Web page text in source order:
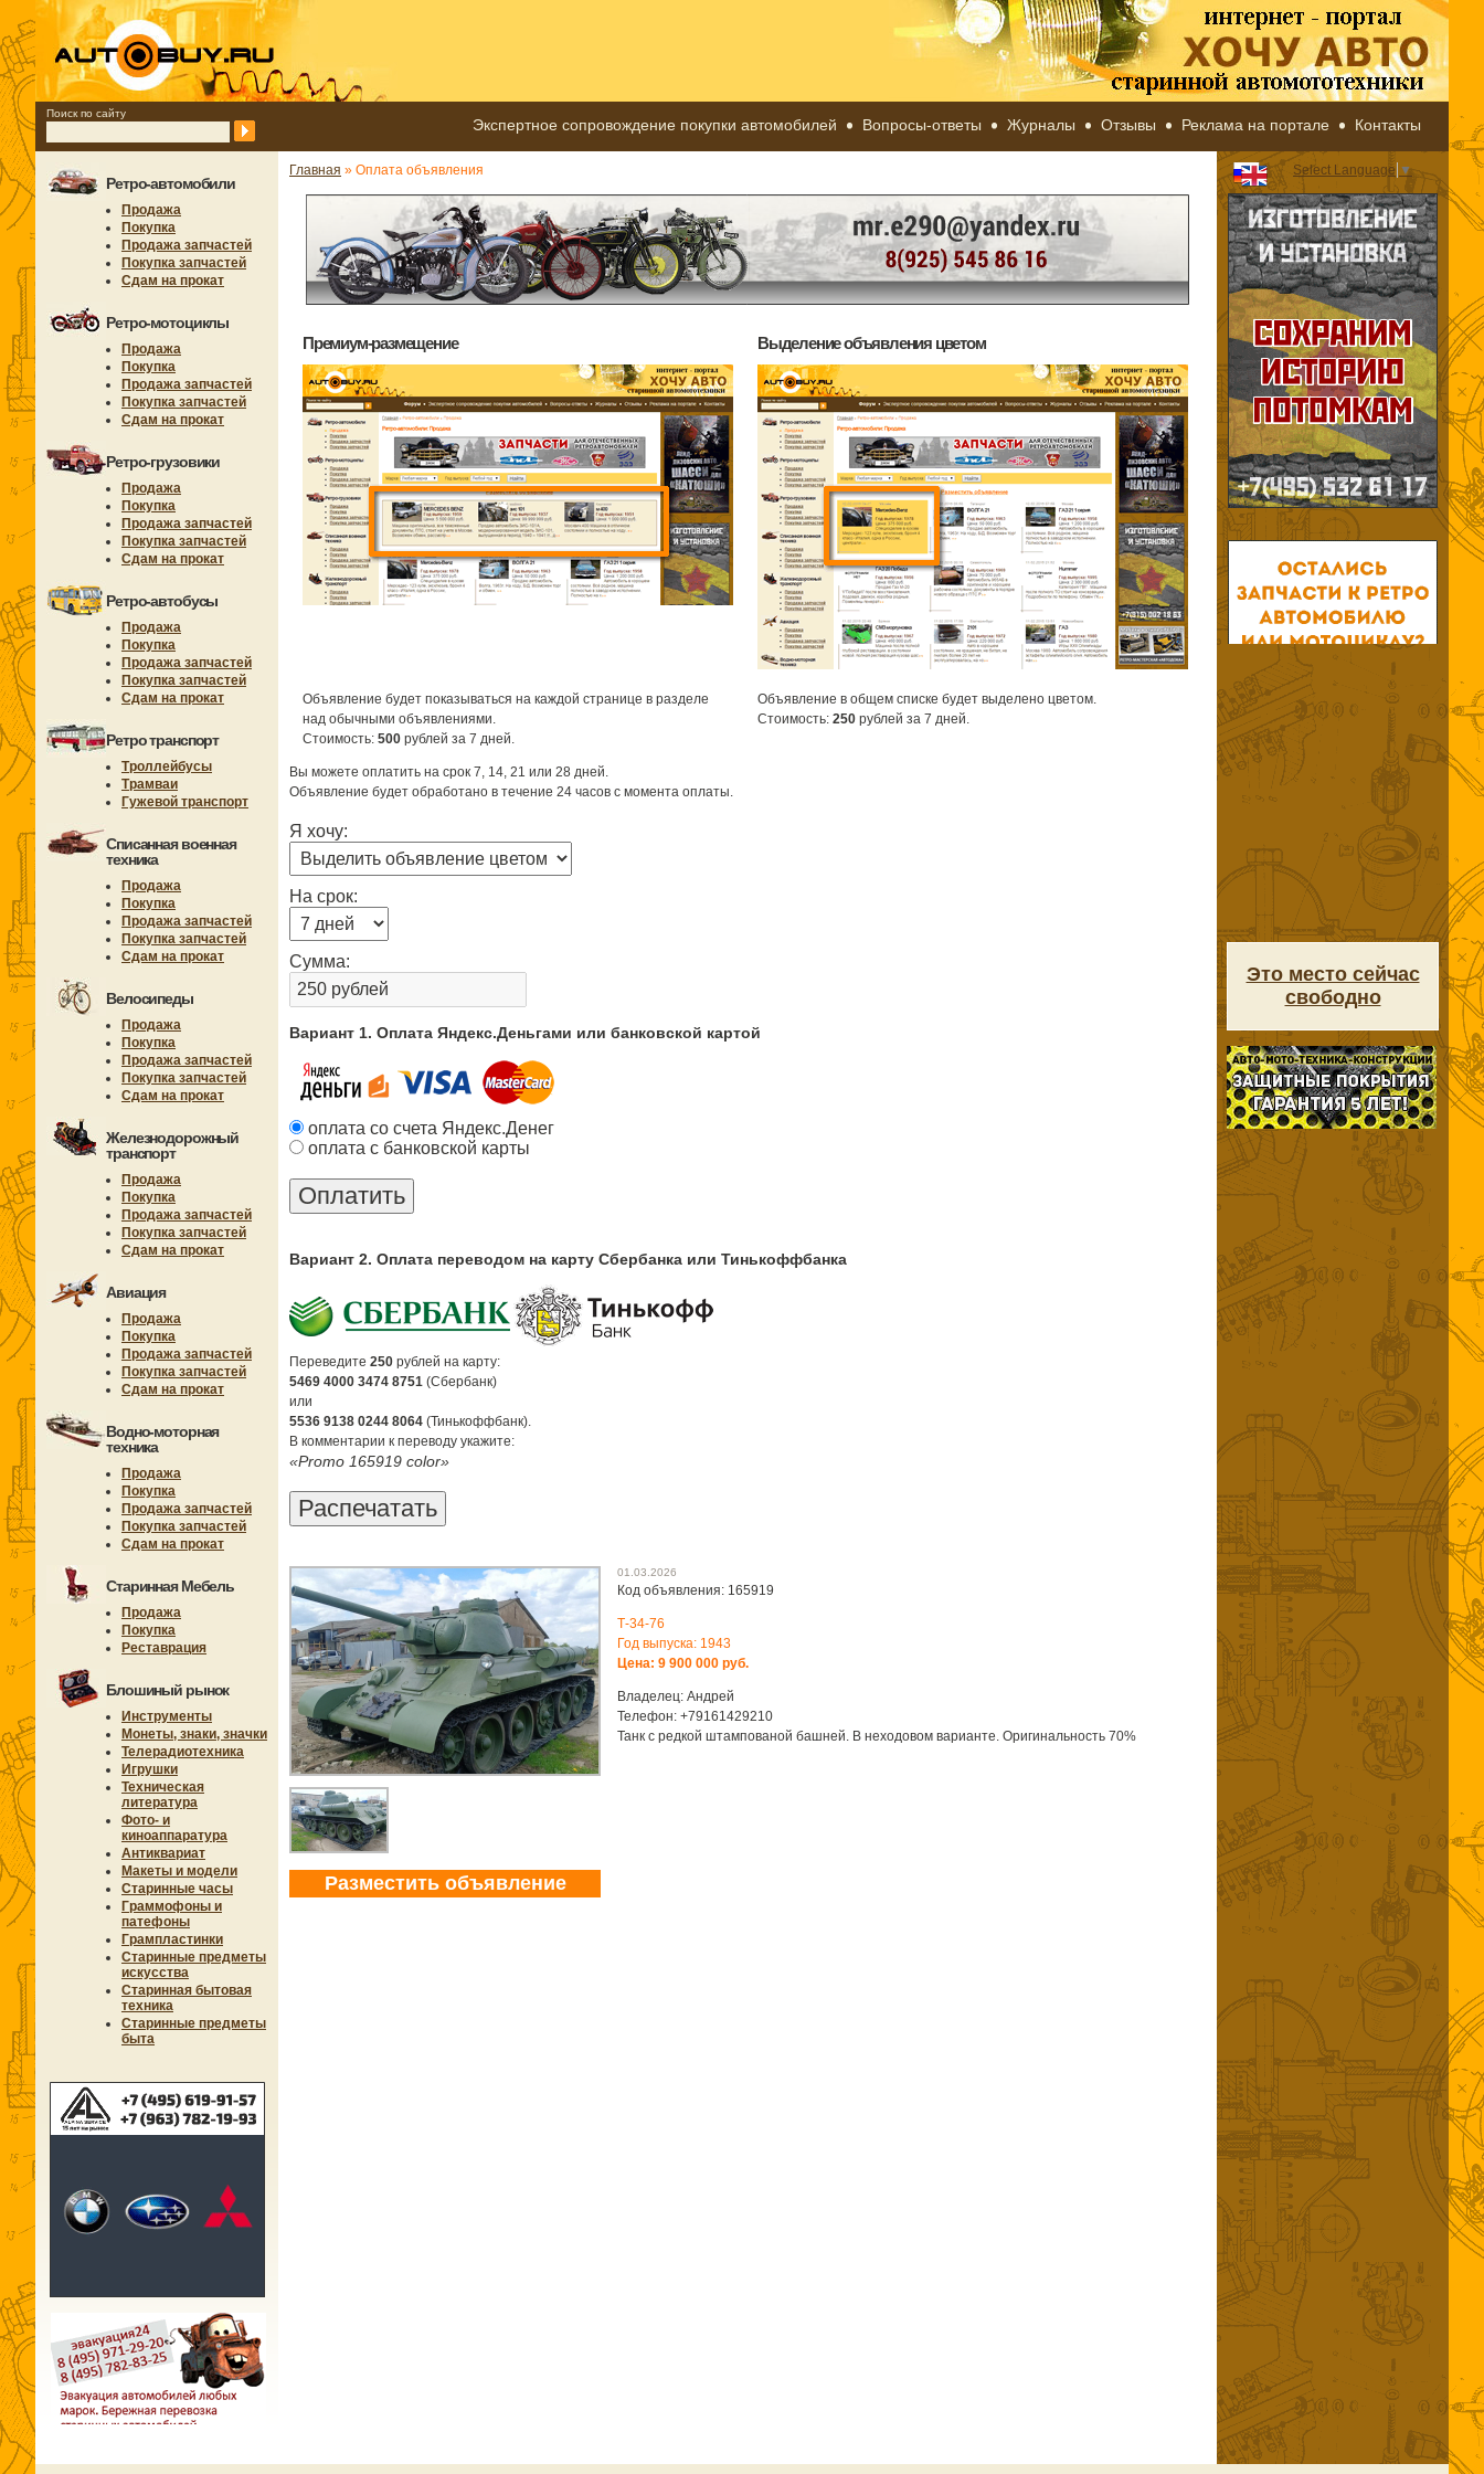
Поиск по сайту
Экспертное сопровождение покупки автомобилей Вопросы-ответы Журналы Отзывы Реклама на портале Контакты
Ретро-автомобили
Продажа
Покупка
Продажа запчастей
Покупка запчастей
Сдам на прокат
Ретро-мотоциклы
Продажа
Покупка
Продажа запчастей
Покупка запчастей
Сдам на прокат
Ретро-грузовики
Продажа
Покупка
Продажа запчастей
Покупка запчастей
Сдам на прокат
Ретро-автобусы
Продажа
Покупка
Продажа запчастей
Покупка запчастей
Сдам на прокат
Ретро транспорт
Троллейбусы
Трамваи
Гужевой транспорт
Списанная военная
техника
Продажа
Покупка
Продажа запчастей
Покупка запчастей
Сдам на прокат
Велосипеды
Продажа
Покупка
Продажа запчастей
Покупка запчастей
Сдам на прокат
Железнодорожный
транспорт
Продажа
Покупка
Продажа запчастей
Покупка запчастей
Сдам на прокат
Авиация
Продажа
Покупка
Продажа запчастей
Покупка запчастей
Сдам на прокат
Водно-моторная
техника
Продажа
Покупка
Продажа запчастей
Покупка запчастей
Сдам на прокат
Старинная Мебель
Продажа
Покупка
Реставрация
Блошиный рынок
Инструменты
Монеты, знаки, значки
Телерадиотехника
Игрушки
Техническая
литература
Фото- и
киноаппаратура
Антиквариат
Макеты и модели
Старинные часы
Граммофоны и
патефоны
Грампластинки
Старинные предметы
искусства
Старинная бытовая
техника
Старинные предметы
быта
Главная » Оплата объявления
Премиум-размещение
Объявление будет показываться на каждой странице в разделе
над обычными объявлениями.
Стоимость: 500 рублей за 7 дней.
Выделение объявления цветом
Объявление в общем списке будет выделено цветом.
Стоимость: 250 рублей за 7 дней.
Вы можете оплатить на срок 7, 14, 21 или 28 дней.
Объявление будет обработано в течение 24 часов с момента оплаты.
Я хочу:
На срок:
Сумма:
Вариант 1. Оплата Яндекс.Деньгами или банковской картой
оплата со счета Яндекс.Денег
оплата с банковской карты
Вариант 2. Оплата переводом на карту Сбербанка или Тинькоффбанка
Переведите 250 рублей на карту:
5469 4000 3474 8751 (Сбербанк)
или
5536 9138 0244 8064 (Тинькоффбанк).
В комментарии к переводу укажите:
«Promo 165919 color»
Разместить объявление
01.03.2026
Код объявления: 165919
Т-34-76
Год выпуска: 1943
Цена: 9 900 000 руб.
Владелец: Андрей
Телефон: +79161429210
Танк с редкой штампованой башней. В неходовом варианте. Оригинальность 70%
Select Language ▼
Это место сейчас
свободно